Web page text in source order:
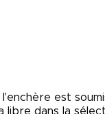
est
libre dans la